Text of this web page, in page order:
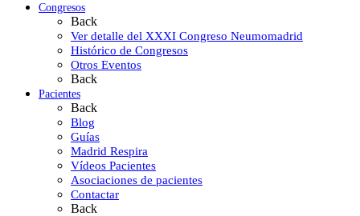
Congresos
Back
Ver detalle del XXXI Congreso Neumomadrid
Histórico de Congresos
Otros Eventos
Back
Pacientes
Back
Blog
Guías
Madrid Respira
Vídeos Pacientes
Asociaciones de pacientes
Contactar
Back